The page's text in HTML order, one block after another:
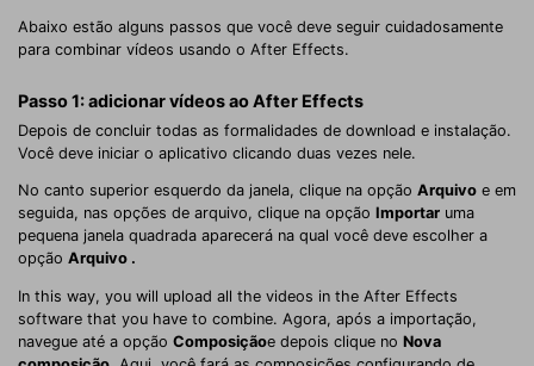
Abaixo estão alguns passos que você deve seguir cuidadosamente
para combinar vídeos usando o After Effects.
Passo 1: adicionar vídeos ao After Effects
Depois de concluir todas as formalidades de download e instalação.
Você deve iniciar o aplicativo clicando duas vezes nele.
No canto superior esquerdo da janela, clique na opção Arquivo e em
seguida, nas opções de arquivo, clique na opção Importar uma
pequena janela quadrada aparecerá na qual você deve escolher a
opção Arquivo .
In this way, you will upload all the videos in the After Effects
software that you have to combine. Agora, após a importação,
navegue até a opção Composiçãoe depois clique no Nova